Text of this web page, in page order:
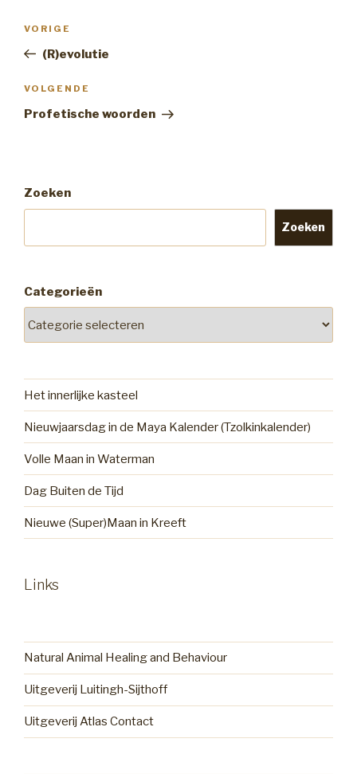
Vorig
bericht
VORIGE
(R)evolutie
Volgend
Bericht
VOLGENDE
Profetische woorden
Zoeken
Zoeken
Categorieën
Het innerlijke kasteel
Nieuwjaarsdag in de Maya Kalender (Tzolkinkalender)
Volle Maan in Waterman
Dag Buiten de Tijd
Nieuwe (Super)Maan in Kreeft
Links
Natural Animal Healing and Behaviour
Uitgeverij Luitingh-Sijthoff
Uitgeverij Atlas Contact